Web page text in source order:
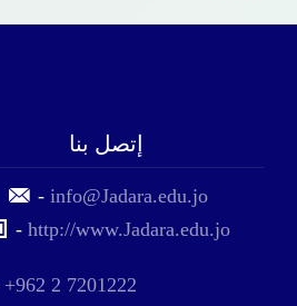
إتصل بنا
-info@Jadara.edu.jo
-http://www.Jadara.edu.jo
+962 2 7201222